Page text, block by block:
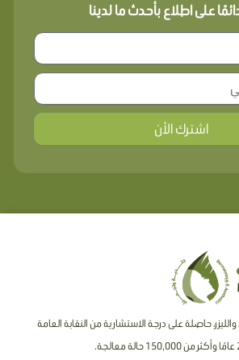
على اطلاع بأحدث ما لدينا
اشترك الأن
حاصلة على درجة الاستشارية من النقابة العامة